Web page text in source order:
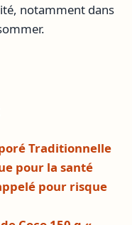
notamment dans
Traditionnelle
pour la santé
pour risque